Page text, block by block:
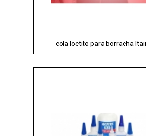
cola loctite para borracha